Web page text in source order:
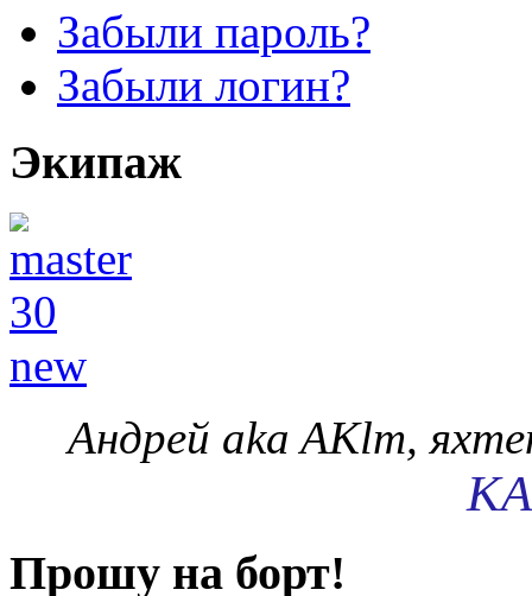
Забыли пароль?
Забыли логин?
Экипаж
Андрей aka AKlm,
Прошу на борт!